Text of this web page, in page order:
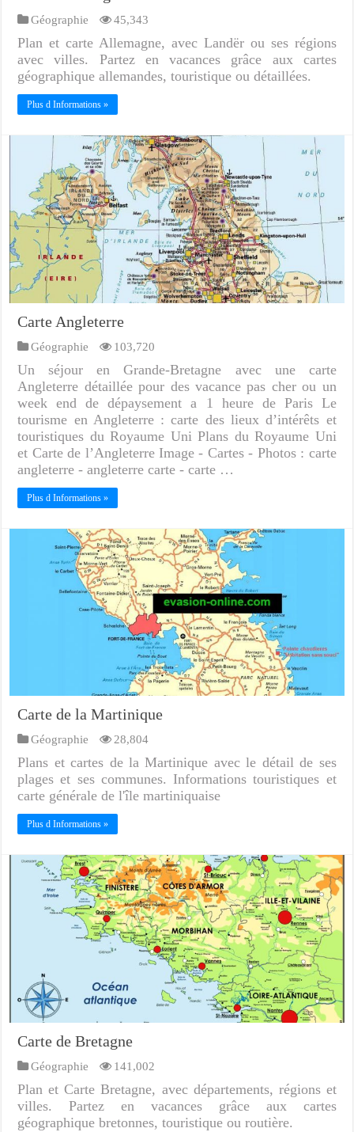
Géographie 45,343
Plan et carte Allemagne, avec Landër ou ses régions
avec villes. Partez en vacances grâce aux cartes
géographique allemandes, touristique ou détaillées.
Plus d Informations »
Carte Angleterre
Géographie 103,720
Un séjour en Grande-Bretagne avec une carte
Angleterre détaillée pour des vacance pas cher ou un
week end de dépaysement a 1 heure de Paris Le
tourisme en Angleterre : carte des lieux d’intérêts et
touristiques du Royaume Uni Plans du Royaume Uni
et Carte de l’Angleterre Image - Cartes - Photos : carte
angleterre - angleterre carte - carte …
Plus d Informations »
Carte de la Martinique
Géographie 28,804
Plans et cartes de la Martinique avec le détail de ses
plages et ses communes. Informations touristiques et
carte générale de l'île martiniquaise
Plus d Informations »
Carte de Bretagne
Géographie 141,002
Plan et Carte Bretagne, avec départements, régions et
villes. Partez en vacances grâce aux cartes
géographique bretonnes, touristique ou routière.